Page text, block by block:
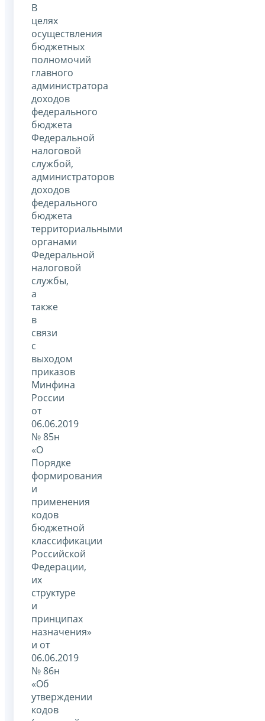
В
целях
осуществления
бюджетных
полномочий
главного
администратора
доходов
федерального
бюджета
Федеральной
налоговой
службой,
администраторов
доходов
федерального
бюджета
территориальными
органами
Федеральной
налоговой
службы,
а
также
в
связи
с
выходом
приказов
Минфина
России
от
06.06.2019
№ 85н
«О
Порядке
формирования
и
применения
кодов
бюджетной
классификации
Российской
Федерации,
их
структуре
и
принципах
назначения»
и от
06.06.2019
№ 86н
«Об
утверждении
кодов